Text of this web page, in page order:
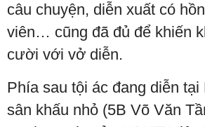
câu chuyện, diễn xuất có
viên… cũng đã đủ để khiến
cười với vở diễn.
Phía sau tội ác đang diễn tại
sân khấu nhỏ (5B Võ Văn